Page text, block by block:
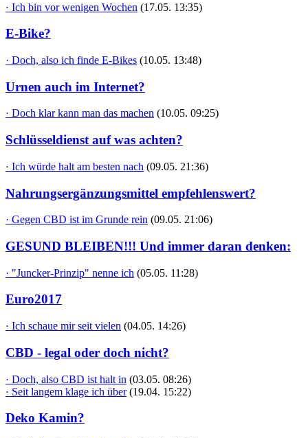
· Ich bin vor wenigen Wochen (17.05. 13:35)
E-Bike?
· Doch, also ich finde E-Bikes (10.05. 13:48)
Urnen auch im Internet?
· Doch klar kann man das machen (10.05. 09:25)
Schlüsseldienst auf was achten?
· Ich würde halt am besten nach (09.05. 21:36)
Nahrungsergänzungsmittel empfehlenswert?
· Gegen CBD ist im Grunde rein (09.05. 21:06)
GESUND BLEIBEN!!! Und immer daran denken:
· "Juncker-Prinzip" nenne ich (05.05. 11:28)
Euro2017
· Ich schaue mir seit vielen (04.05. 14:26)
CBD - legal oder doch nicht?
· Doch, also CBD ist halt in (03.05. 08:26)
· Seit langem klage ich über (19.04. 15:22)
Deko Kamin?